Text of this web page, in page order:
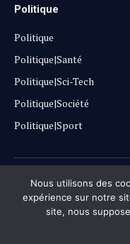
Politique
Politique
Politique|Santé
Politique|Sci-Tech
Politique|Société
Politique|Sport
Nous utilisons des
expérience sur notre
site, nous